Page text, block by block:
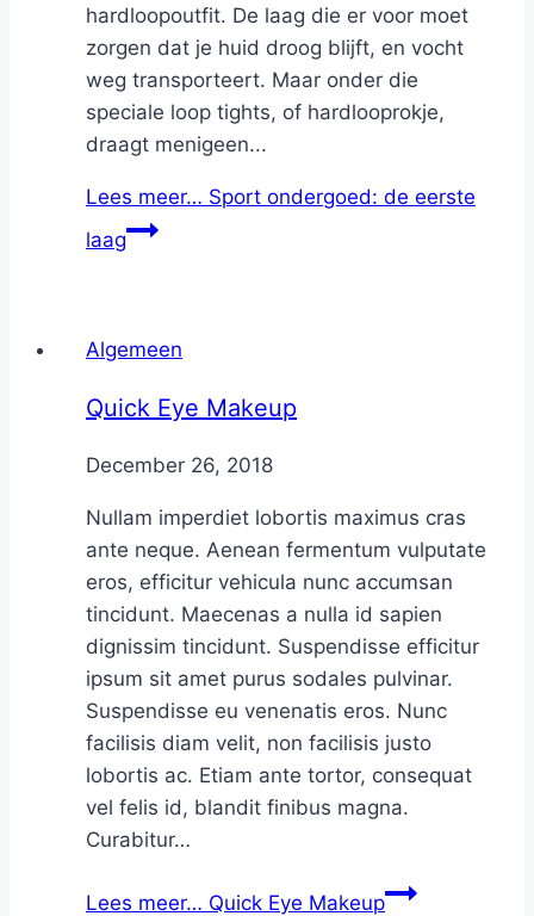
hardloopoutfit. De laag die er voor moet
zorgen dat je huid droog blijft, en vocht
weg transporteert. Maar onder die
speciale loop tights, of hardlooprokje,
draagt menigeen...
Lees meer… Sport ondergoed: de eerste
laag
Algemeen
Quick Eye Makeup
ByNicole
December 26, 2018
Nullam imperdiet lobortis maximus cras
ante neque. Aenean fermentum vulputate
eros, efficitur vehicula nunc accumsan
tincidunt. Maecenas a nulla id sapien
dignissim tincidunt. Suspendisse efficitur
ipsum sit amet purus sodales pulvinar.
Suspendisse eu venenatis eros. Nunc
facilisis diam velit, non facilisis justo
lobortis ac. Etiam ante tortor, consequat
vel felis id, blandit finibus magna.
Curabitur…
Lees meer… Quick Eye Makeup